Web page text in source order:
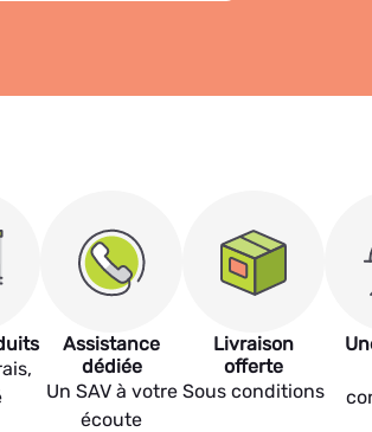
Assistance
dédiée
Un SAV à votre
écoute
Livraison
offerte
Sous conditions